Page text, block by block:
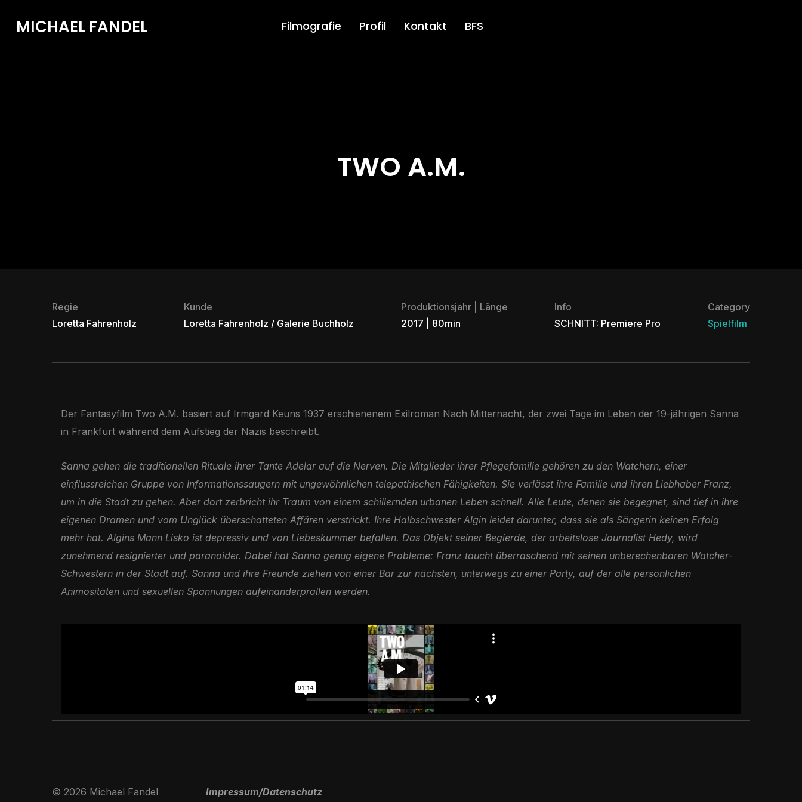
MICHAEL FANDEL Filmografie Profil Kontakt BFS
TWO A.M.
Regie
Loretta Fahrenholz
Kunde
Loretta Fahrenholz / Galerie Buchholz
Produktionsjahr | Länge
2017 | 80min
Info
SCHNITT: Premiere Pro
Category
Spielfilm
Der Fantasyfilm Two A.M. basiert auf Irmgard Keuns 1937 erschienenem Exilroman Nach Mitternacht, der zwei Tage im Leben der 19-jährigen Sanna
in Frankfurt während dem Aufstieg der Nazis beschreibt.
Sanna gehen die traditionellen Rituale ihrer Tante Adelar auf die Nerven. Die Mitglieder ihrer Pflegefamilie gehören zu den Watchern, einer
einflussreichen Gruppe von Informationssaugern mit ungewöhnlichen telepathischen Fähigkeiten. Sie verlässt ihre Familie und ihren Liebhaber Franz,
um in die Stadt zu gehen. Aber dort zerbricht ihr Traum von einem schillernden urbanen Leben schnell. Alle Leute, denen sie begegnet, sind tief in ihre
eigenen Dramen und vom Unglück überschatteten Affären verstrickt. Ihre Halbschwester Algin leidet darunter, dass sie als Sängerin keinen Erfolg
mehr hat. Algins Mann Lisko ist depressiv und von Liebeskummer befallen. Das Objekt seiner Begierde, der arbeitslose Journalist Hedy, wird
zunehmend resignierter und paranoider. Dabei hat Sanna genug eigene Probleme: Franz taucht überraschend mit seinen unberechenbaren Watcher-
Schwestern in der Stadt auf. Sanna und ihre Freunde ziehen von einer Bar zur nächsten, unterwegs zu einer Party, auf der alle persönlichen
Animositäten und sexuellen Spannungen aufeinanderprallen werden.
© 2026 Michael Fandel Impressum/Datenschutz